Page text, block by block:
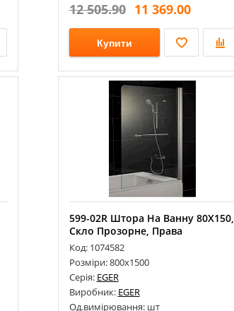
12 505.90 11 369.00
Купити
599-02R Штора На Ванну 80Х150,
Скло Прозорне, Права
Код: 1074582
Розміри: 800х1500
Серія: EGER
Виробник: EGER
Од.вимірювання: шт